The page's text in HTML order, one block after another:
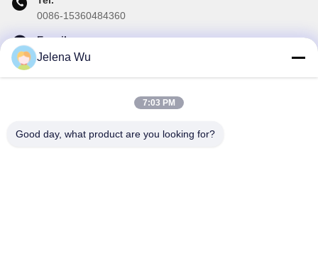
0086-15360484360
E-mail
brake02@teibrakes.com
Abonneer u op onze nieuwsbrief voor kortingen en meer.
Jelena Wu
7:03 PM
Good day, what product are you looking for?